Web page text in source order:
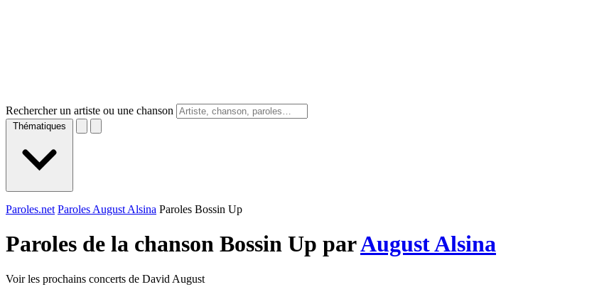
Rechercher un artiste ou une chanson
Thématiques
Paroles.net Paroles August Alsina Paroles Bossin Up
Paroles de la chanson Bossin Up parAugust Alsina
Voir les prochains concerts de David August